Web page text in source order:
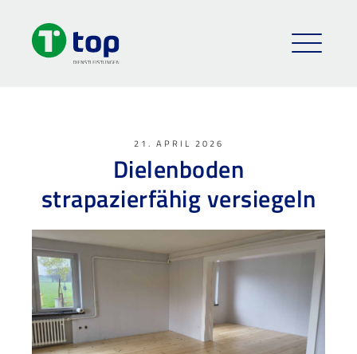
21. APRIL 2026
Dielenboden
strapazierfähig versiegeln